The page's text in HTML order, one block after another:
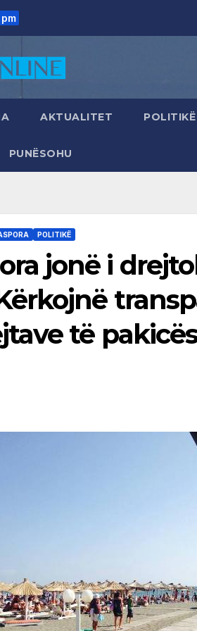
AKTUALITET POLITIKË
PUNËSOHU
POLITIKË
jonë i
të